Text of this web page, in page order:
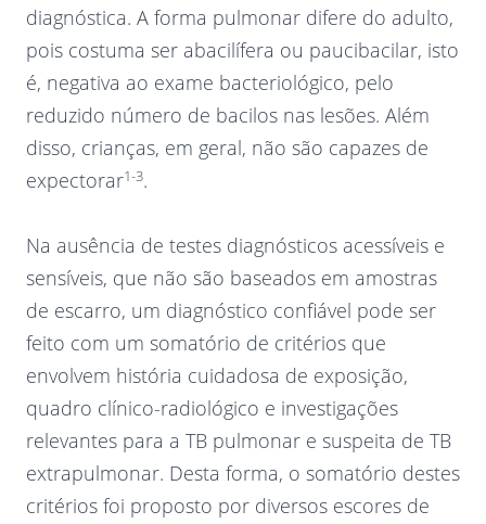
diagnóstica. A forma pulmonar difere do adulto,
pois costuma ser abacilífera ou paucibacilar, isto
é, negativa ao exame bacteriológico, pelo
reduzido número de bacilos nas lesões. Além
disso, crianças, em geral, não são capazes de
expectorar1-3.
Na ausência de testes diagnósticos acessíveis e
sensíveis, que não são baseados em amostras
de escarro, um diagnóstico confiável pode ser
feito com um somatório de critérios que
envolvem história cuidadosa de exposição,
quadro clínico-radiológico e investigações
relevantes para a TB pulmonar e suspeita de TB
extrapulmonar. Desta forma, o somatório destes
critérios foi proposto por diversos escores de